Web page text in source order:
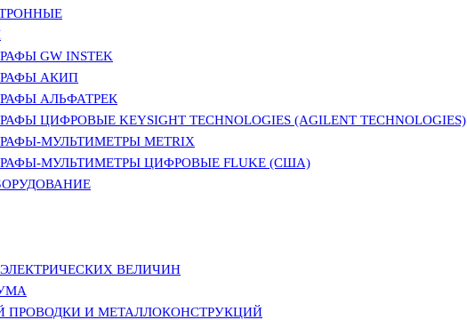
GW INSTEK
АКИП
АЛЬФАТРЕК
ЦИФРОВЫЕ KEYSIGHT TECHNOLOGIES (AGILENT TECHNOLOGIES)
МУЛЬТИМЕТРЫ METRIX
МУЛЬТИМЕТРЫ ЦИФРОВЫЕ FLUKE (США)
ВЕЛИЧИН
ПРОВОДКИ И МЕТАЛЛОКОНСТРУКЦИЙ